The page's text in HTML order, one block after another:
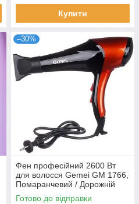
Купити
–30%
Фен професійний 2600 Вт
для волосся Gemei GM 1766,
Помаранчевий / Дорожній
фен з дифузором
Готово до відправки